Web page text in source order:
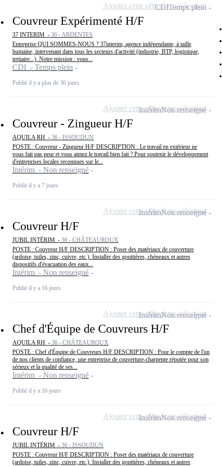
Couvreur Expérimenté H/F
37 INTERIM - 36 - ARDENTES
Entreprise QUI SOMMES-NOUS ? 37interim, agence indépendante, à taille
humaine, intervenant dans tous les secteurs d'activité (industrie, BTP, logistique,
tertiaire...). Notre mission : vous...
CDI - Temps plein
Publié il y a plus de 30 jours
CDITemps plein
Ajouter cette offre à ma sélection
Couvreur - Zingueur H/F
AQUILA RH - 36 - ISSOUDUN
POSTE : Couvreur - Zingueur H/F DESCRIPTION : Le travail en extérieur ne
vous fait pas peur et vous aimez le travail bien fait ? Pour soutenir le développement
d'entreprises locales reconnues sur le...
Intérim - Non renseigné
Publié il y a 7 jours
IntérimNon renseigné
Ajouter cette offre à ma sélection
Couvreur H/F
JUBIL INTÉRIM - 36 - CHÂTEAUROUX
POSTE : Couvreur H/F DESCRIPTION : Poser des matériaux de couverture
(ardoise, tuiles, zinc, cuivre, etc.). Installer des gouttières, chéneaux et autres
dispositifs d'évacuation des eaux...
Intérim - Non renseigné
Publié il y a 16 jours
IntérimNon renseigné
Ajouter cette offre à ma sélection
Chef d'Équipe de Couvreurs H/F
AQUILA RH - 36 - CHÂTEAUROUX
POSTE : Chef d'Équipe de Couvreurs H/F DESCRIPTION : Pour le compte de l'un
de nos clients de confiance, une entreprise de couverture-charpente réputée pour son
sérieux et la qualité de ses...
Intérim - Non renseigné
Publié il y a 16 jours
IntérimNon renseigné
Ajouter cette offre à ma sélection
Couvreur H/F
JUBIL INTÉRIM - 36 - ISSOUDUN
POSTE : Couvreur H/F DESCRIPTION : Poser des matériaux de couverture
(ardoise, tuiles, zinc, cuivre, etc.). Installer des gouttières, chéneaux et autres
IntérimNon renseigné
Ajouter cette offre à ma sélection